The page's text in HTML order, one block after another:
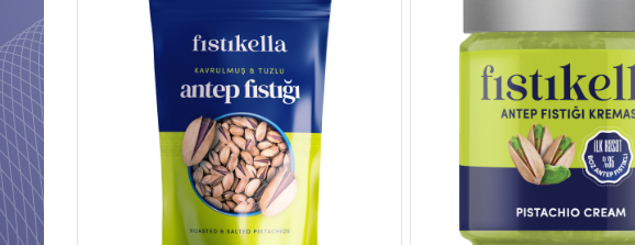
ÜRÜN İNCELE
SEPETE EKLE
ÜRÜN İNCELE
SEPETE EKLE